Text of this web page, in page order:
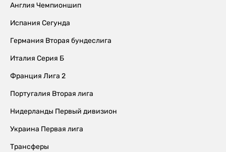
Англия Чемпионшип
Испания Сегунда
Германия Вторая бундеслига
Италия Серия Б
Франция Лига 2
Португалия Вторая лига
Нидерланды Первый дивизион
Украина Первая лига
Трансферы